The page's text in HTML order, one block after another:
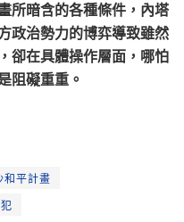
所暗含的各種條件，內塔
政治勢力的博弈導致雖然
卻在具體操作層面，哪怕
阻礙重重。
和平計畫